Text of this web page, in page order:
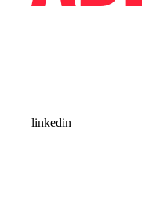
linkedin